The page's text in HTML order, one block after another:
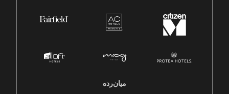
میان‌رده